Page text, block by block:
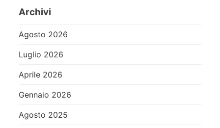
Archivi
Agosto 2026
Luglio 2026
Aprile 2026
Gennaio 2026
Agosto 2025